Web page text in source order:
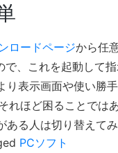
ロードページから任
、これを起動して
表示画面や使い勝
れほど困ることでは
る人は切り替えて
PCソフト